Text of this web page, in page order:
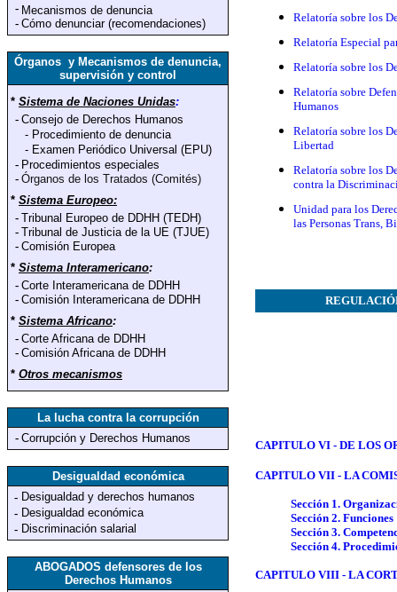
- Mecanismos de denuncia
- Cómo denunciar (recomendaciones)
Órganos y Mecanismos de denuncia,
supervisión y control
* Sistema de Naciones Unidas:
- Consejo de Derechos Humanos
- Procedimiento de denuncia
- Examen Periódico Universal (EPU)
- Procedimientos especiales
- Órganos de los Tratados (Comités)
* Sistema Europeo:
- Tribunal Europeo de DDHH (TEDH)
- Tribunal de Justicia de la UE (TJUE)
- Comisión Europea
* Sistema Interamericano:
- Corte Interamericana de DDHH
- Comisión Interamericana de DDHH
* Sistema Africano:
- Corte Africana de DDHH
- Comisión Africana de DDHH
* Otros mecanismos
La lucha contra la corrupción
- Corrupción y Derechos Humanos
Desigualdad económica
- Desigualdad y derechos humanos
- Desigualdad económica
- Discriminación salarial
ABOGADOS defensores de los
Derechos Humanos
Relatoría sobre los
Relatoría Especial
Relatoría sobre los
Relatoría sobre
Humanos
Relatoría sobre los
Libertad
Relatoría sobre los
contra la
Unidad para los
las Personas Trans,
CAPITULO VI - DE LOS
CAPITULO VII - LA
Sección 1.
Sección 2.
Sección 3.
Sección 4.
CAPITULO VIII - LA